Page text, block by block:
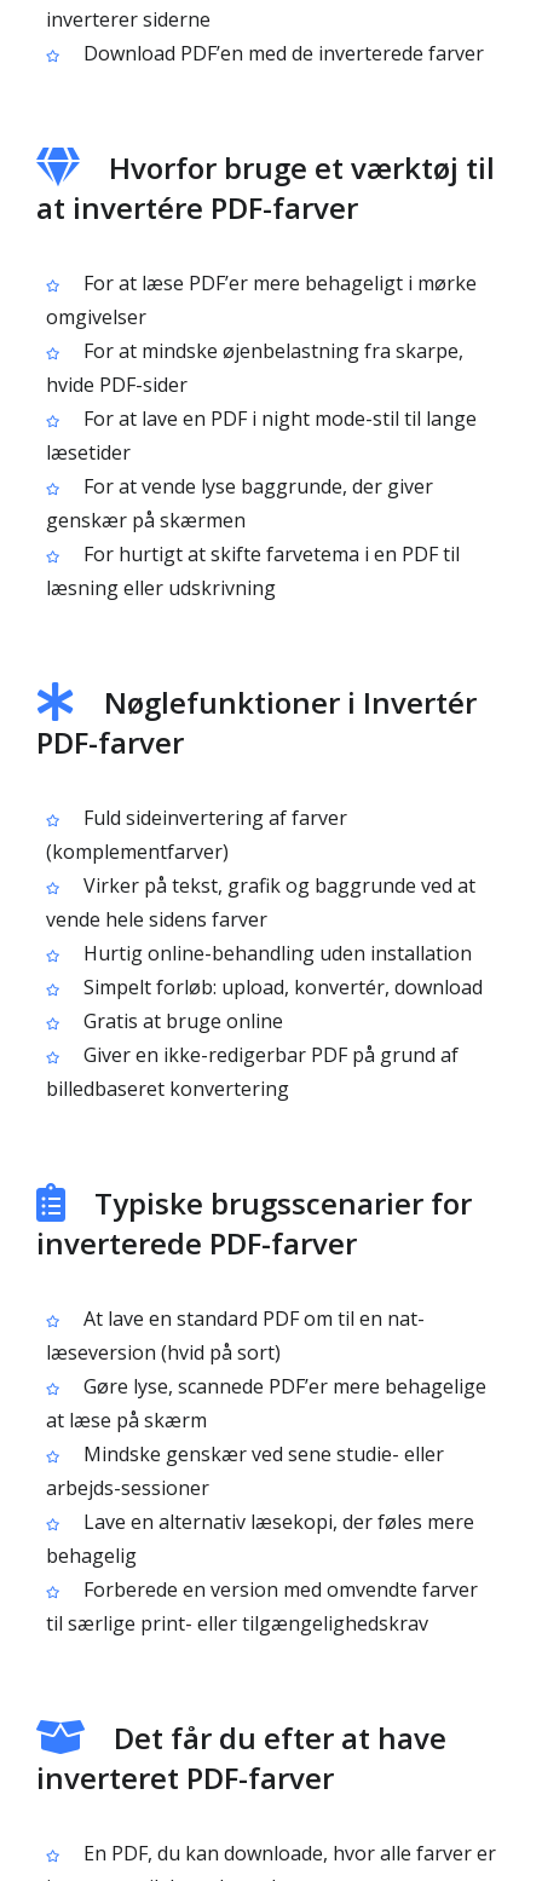
inverterer siderne
Download PDF’en med de inverterede farver
Hvorfor bruge et værktøj til
at invertére PDF-farver
For at læse PDF’er mere behageligt i mørke
omgivelser
For at mindske øjenbelastning fra skarpe,
hvide PDF-sider
For at lave en PDF i night mode-stil til lange
læsetider
For at vende lyse baggrunde, der giver
genskær på skærmen
For hurtigt at skifte farvetema i en PDF til
læsning eller udskrivning
Nøglefunktioner i Invertér
PDF-farver
Fuld sideinvertering af farver
(komplementfarver)
Virker på tekst, grafik og baggrunde ved at
vende hele sidens farver
Hurtig online-behandling uden installation
Simpelt forløb: upload, konvertér, download
Gratis at bruge online
Giver en ikke-redigerbar PDF på grund af
billedbaseret konvertering
Typiske brugsscenarier for
inverterede PDF-farver
At lave en standard PDF om til en nat-
læseversion (hvid på sort)
Gøre lyse, scannede PDF’er mere behagelige
at læse på skærm
Mindske genskær ved sene studie- eller
arbejds-sessioner
Lave en alternativ læsekopi, der føles mere
behagelig
Forberede en version med omvendte farver
til særlige print- eller tilgængelighedskrav
Det får du efter at have
inverteret PDF-farver
En PDF, du kan downloade, hvor alle farver er